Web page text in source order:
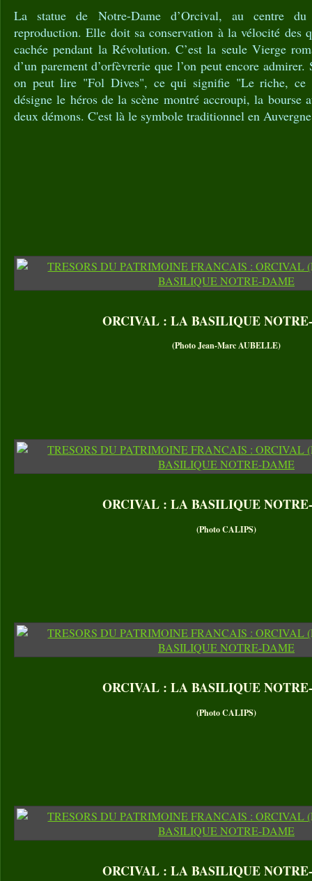
La statue de Notre-Dame d’Orcival, au centre
reproduction. Elle doit sa conservation à la vélocité des
cachée pendant la Révolution. C’est la seule Vierge
d’un parement d’orfèvrerie que l’on peut encore
on peut lire "Fol Dives", ce qui signifie "Le riche, ce
désigne le héros de la scène montré accroupi, la bourse
deux démons. C'est là le symbole traditionnel en
ORCIVAL : LA BASILIQUE
(Photo Jean-Marc AUBELLE)
ORCIVAL : LA BASILIQUE
(Photo CALIPS)
ORCIVAL : LA BASILIQUE
(Photo CALIPS)
ORCIVAL : LA BASILIQUE